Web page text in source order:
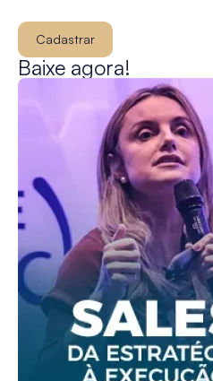
Cadastrar
Baixe agora!